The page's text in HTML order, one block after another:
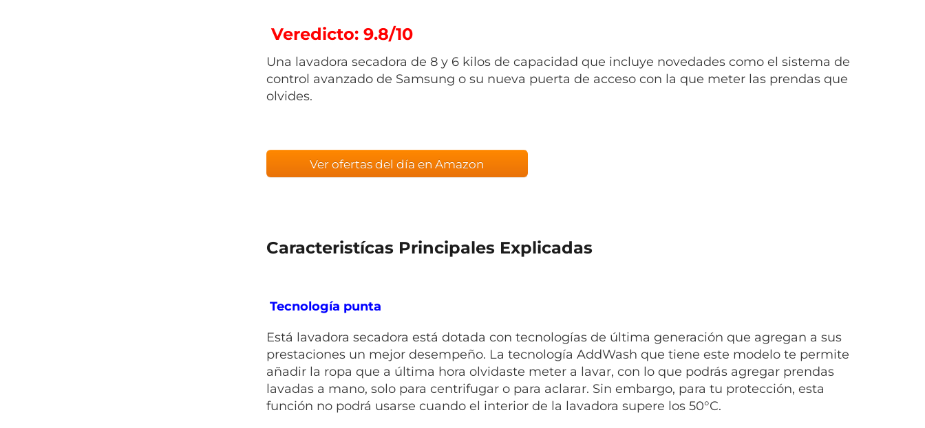
Veredicto: 9.8/10
Una lavadora secadora de 8 y 6 kilos de capacidad que incluye novedades como el sistema de
control avanzado de Samsung o su nueva puerta de acceso con la que meter las prendas que
olvides.
Ver ofertas del día en Amazon
Caracteristícas Principales Explicadas
Tecnología punta
Está lavadora secadora está dotada con tecnologías de última generación que agregan a sus
prestaciones un mejor desempeño. La tecnología AddWash que tiene este modelo te permite
añadir la ropa que a última hora olvidaste meter a lavar, con lo que podrás agregar prendas
lavadas a mano, solo para centrifugar o para aclarar. Sin embargo, para tu protección, esta
función no podrá usarse cuando el interior de la lavadora supere los 50°C.